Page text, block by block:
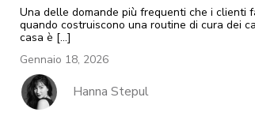
Una delle domande più frequenti che i clienti
quando costruiscono una routine di cura dei
casa è […]
Gennaio 18, 2026
Hanna Stepul